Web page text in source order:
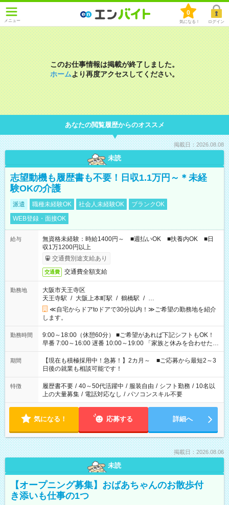
メニュー
0
気になる！ ログイン
このお仕事情報は掲載が終了しました。
ホームより再度アクセスしてください。
あなたの閲覧履歴からのオススメ
掲載日：2026.08.08
未読
志望動機も履歴書も不要！日収1.1万円～＊未経
験OKの介護
派遣 職種未経験OK 社会人未経験OK
ブランクOK
WEB登録・面接OK
給与
無資格未経験：時給1400円～ ■週払いOK ■扶養内OK ■日
収1万1200円以上
交通費別途支給あり
交通費 交通費全額支給
勤務地
大阪市天王寺区
天王寺駅 / 大阪上本町駅 / 鶴橋駅 / …
≪自宅からドアtoドアで30分以内！≫ご希望の勤務地を紹介
します。
勤務時間
9:00～18:00（休憩60分） ■ご希望があれば下記シフトもOK！
早番 7:00～16:00 遅番 10:00～19:00 「家族と休みを合わせた
い」 「余裕を持って夕飯の準備がしたい」 「できれば残業はし
たくない」 など、ご希望を教えてくださいね。 ※Wワーク希望
の方へ 今ご覧のお仕事で希望する勤務時間と、もう1つのお仕事
の勤務時間。 合計で週40時間を超える場合は応募できません。
期間
【現在も積極採用中！急募！】2カ月～ ■ご応募から最短2～3
日後の就業も相談可能です！
特徴 履歴書不要 / 40～50代活躍中 / 服装自由 / シフト勤務 / 10名以
上の大量募集 / 電話対応なし / パソコンスキル不要
気になる！ 応募する 詳細へ
掲載日：2026.08.06
未読
【オープニング募集】おばあちゃんのお散歩付
き添いも仕事の1つ